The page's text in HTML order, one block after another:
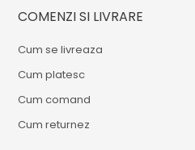
COMENZI SI LIVRARE
Cum se livreaza
Cum platesc
Cum comand
Cum returnez